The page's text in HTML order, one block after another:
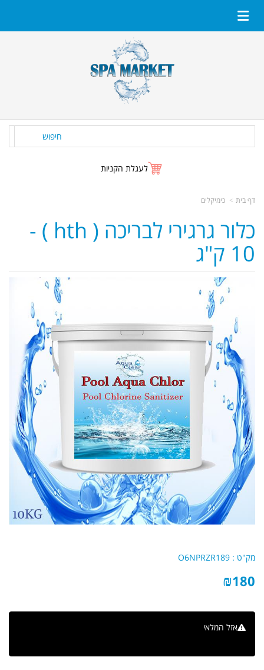
חיפוש
לעגלת הקניות
דף בית כימיקלים
כלור גרגירי לבריכה ( hth ) -
10 ק"ג
מק"ט : O6NPRZR189
₪180
אזל המלאי